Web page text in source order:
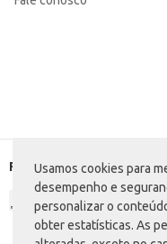
Usamos cookies para
desempenho e
personalizar o
obter estatísticas. As
Formas de pagamento